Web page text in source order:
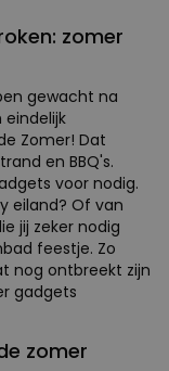
zomer
gewacht na
eindelijk
Zomer! Dat
en BBQ's.
voor nodig.
eiland? Of van
jij zeker nodig
feestje. Zo
nog ontbreekt zijn
gadgets
zomer